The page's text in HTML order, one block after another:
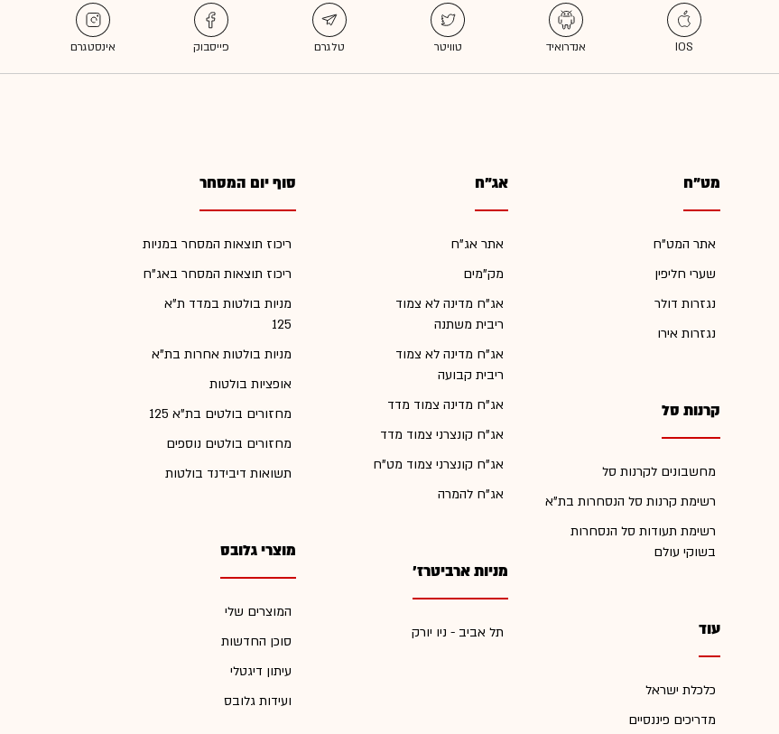
מט"ח
אתר המט"ח
שערי חליפין
נגזרות דולר
נגזרות אירו
קרנות סל
מחשבונים לקרנות סל
רשימת קרנות סל הנסחרות בת"א
רשימת תעודות סל הנסחרות
בשוקי עולם
עוד
כלכלת ישראל
מדריכים פיננסיים
אג"ח
אתר אג"ח
מק"מים
אג"ח מדינה לא צמוד
ריבית משתנה
אג"ח מדינה לא צמוד
ריבית קבועה
אג"ח מדינה צמוד מדד
אג"ח קונצרני צמוד מדד
אג"ח קונצרני צמוד מט"ח
אג"ח להמרה
מניות ארביטרז'
תל אביב - ניו יורק
סוף יום המסחר
ריכוז תוצאות המסחר במניות
ריכוז תוצאות המסחר באג"ח
מניות בולטות במדד ת"א
125
מניות בולטות אחרות בת"א
אופציות בולטות
מחזורים בולטים בת"א 125
מחזורים בולטים נוספים
תשואות דיבידנד בולטות
מוצרי גלובס
המוצרים שלי
סוכן החדשות
עיתון דיגטלי
ועידות גלובס